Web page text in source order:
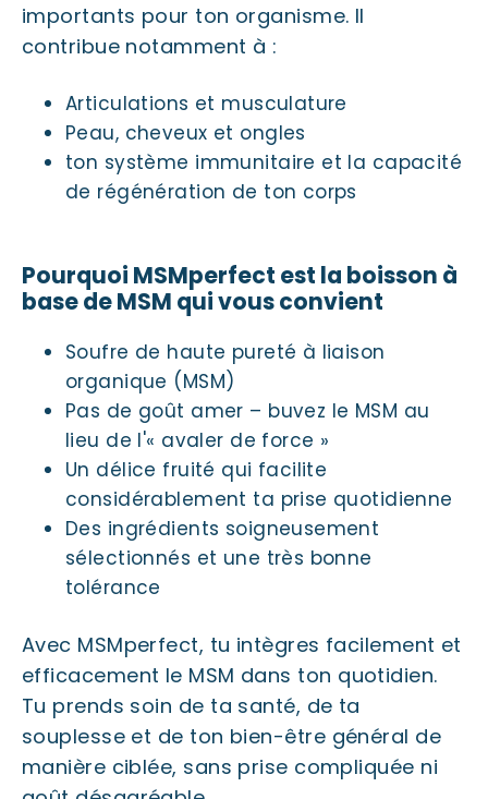
importants pour ton organisme. Il
contribue notamment à :
Articulations et musculature
Peau, cheveux et ongles
ton système immunitaire et la capacité
de régénération de ton corps
Pourquoi MSMperfect est la boisson à
base de MSM qui vous convient
Soufre de haute pureté à liaison
organique (MSM)
Pas de goût amer – buvez le MSM au
lieu de l'« avaler de force »
Un délice fruité qui facilite
considérablement ta prise quotidienne
Des ingrédients soigneusement
sélectionnés et une très bonne
tolérance
Avec MSMperfect, tu intègres facilement et
efficacement le MSM dans ton quotidien.
Tu prends soin de ta santé, de ta
souplesse et de ton bien-être général de
manière ciblée, sans prise compliquée ni